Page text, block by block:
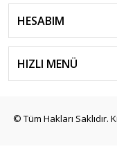
HESABIM
HIZLI MENÜ
© Tüm Hakları Saklıdır.